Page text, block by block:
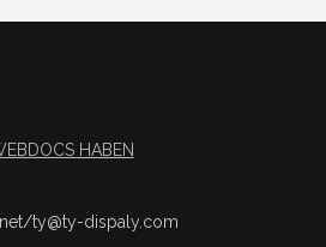
HABEN
/ty@ty-dispaly.com